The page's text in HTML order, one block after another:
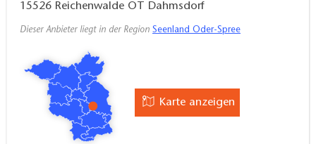
15526 Reichenwalde OT Dahmsdorf
Dieser Anbieter liegt in der Region Seenland Oder-Spree
Karte anzeigen